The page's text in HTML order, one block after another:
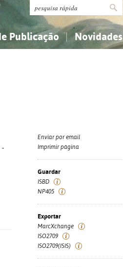
Publicação Novidades
-
Enviar por email
Imprimir página
Guardar
ISBD
NP405
Exportar
MarcXchange
ISO2709
ISO2709(ISIS)